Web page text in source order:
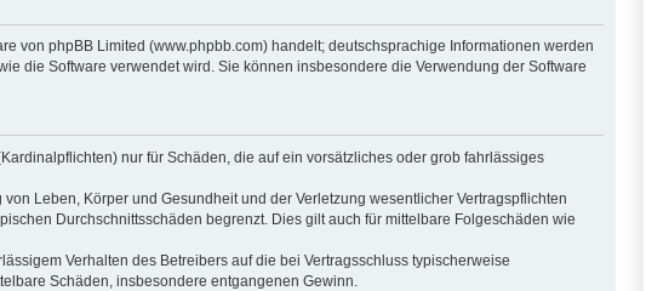
von phpBB Limited (www.phpbb.com) handelt; deutschsprachige Informationen werden
die Software verwendet wird. Sie können insbesondere die Verwendung der Software
nur für Schäden, die auf ein vorsätzliches oder grob fahrlässiges
Leben, Körper und Gesundheit und der Verletzung wesentlicher Vertragspflichten
Durchschnittsschäden begrenzt. Dies gilt auch für mittelbare Folgeschäden wie
Verhalten des Betreibers auf die bei Vertragsschluss typischerweise
Schäden, insbesondere entgangenen Gewinn.